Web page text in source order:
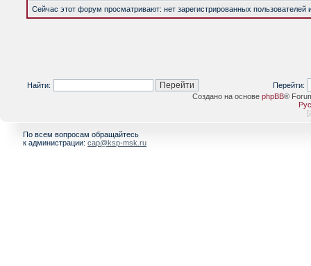
Сейчас этот форум просматривают: нет зарегистрированных пользователей
Найти:
Перейти:
Создано на основе phpBB®
[
По всем вопросам обращайтесь
к администрации: cap@ksp-msk.ru